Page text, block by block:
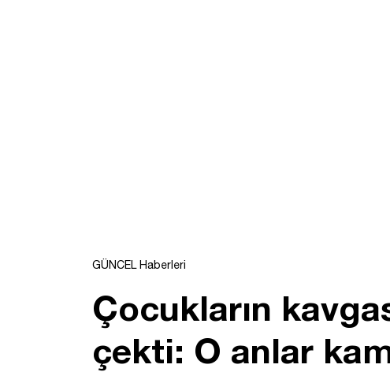
GÜNCEL Haberleri
Çocukların
çekti: O anlar